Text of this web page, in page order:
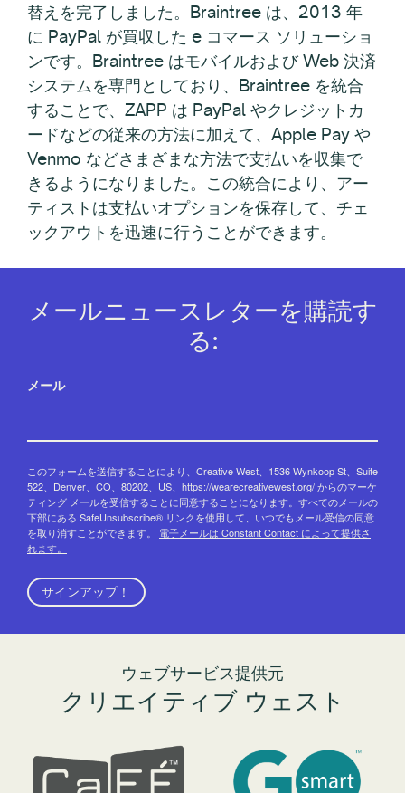
替えを完了しました。Braintree は、2013 年
に PayPal が買収した e コマース ソリューショ
ンです。Braintree はモバイルおよび Web 決済
システムを専門としており、Braintree を統合
することで、ZAPP は PayPal やクレジットカ
ードなどの従来の方法に加えて、Apple Pay や
Venmo などさまざまな方法で支払いを収集で
きるようになりました。この統合により、アー
ティストは支払いオプションを保存して、チェ
ックアウトを迅速に行うことができます。
メールニュースレターを購読す
る:
メール
このフォームを送信することにより、Creative West、1536 Wynkoop St、Suite
522、Denver、CO、80202、US、https://wearecreativewest.org/ からのマーケ
ティング メールを受信することに同意することになります。すべてのメールの
下部にある SafeUnsubscribe® リンクを使用して、いつでもメール受信の同意
を取り消すことができます。 電子メールは Constant Contact によって提供さ
れます。
サインアップ！
ウェブサービス提供元
クリエイティブ ウェスト